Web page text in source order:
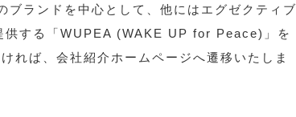
ランドを中心として、他にはエグゼクティブ
供する「WUPEA (WAKE UP for Peace)」を
れば、会社紹介ホームページへ遷移いたしま